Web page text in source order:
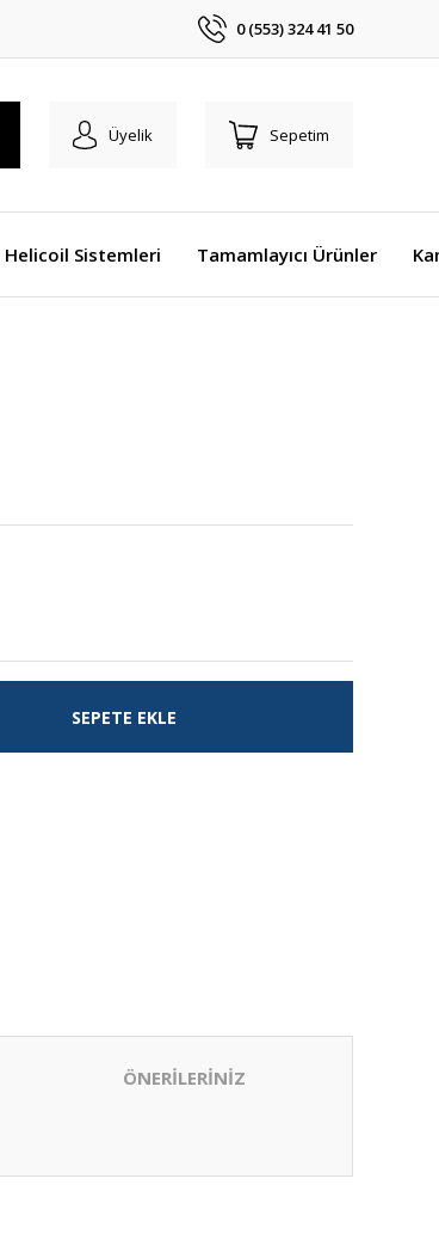
0 (553) 324 41 50
Üyelik Sepetim
Helicoil Sistemleri Tamamlayıcı Ürünler
SEPETE EKLE
ÖNERİLERİNİZ